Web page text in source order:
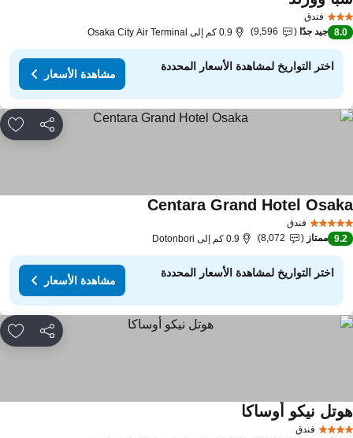
فندق
مشاهدة الأسعار
8.0 جيد جدًا 9,596 0.9 كم إلى Osaka City Air Terminal
اختر التواريخ لمشاهدة الأسعار المحددة
مشاهدة الأسعار
مشاركة
فندق
Centara Grand Hotelمشاهدة الأسعار
9.2 ممتاز 8,072 0.9 كم إلى Dotonbori
اختر التواريخ لمشاهدة الأسعار المحددة
مشاهدة الأسعار
مشاركة
فندق
نيكو أوساكامشاهدة الأسعار